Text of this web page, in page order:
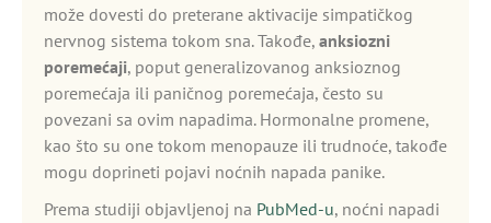
može dovesti do preterane aktivacije simpatičkog
nervnog sistema tokom sna. Takođe, anksiozni
poremećaji, poput generalizovanog anksioznog
poremećaja ili paničnog poremećaja, često su
povezani sa ovim napadima. Hormonalne promene,
kao što su one tokom menopauze ili trudnoće, takođe
mogu doprineti pojavi noćnih napada panike.
Prema studiji objavljenoj na PubMed-u, noćni napadi